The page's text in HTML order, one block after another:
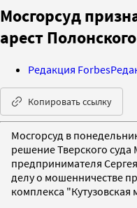
Мосгорсуд
арест Полонского
Редакция Forbes
Копировать ссылку
Мосгорсуд в
решение Тверского суда
предпринимателя
делу о мошенничестве
комплекса "Кутузовская